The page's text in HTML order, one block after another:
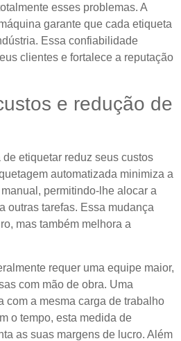
esses problemas. A
garante que cada etiqueta
Essa confiabilidade
clientes e fortalece a reputação
e redução de
de etiquetar reduz seus custos
automatizada minimiza a
permitindo-lhe alocar a
outras tarefas. Essa mudança
mas também melhora a
requer uma equipe maior,
com mão de obra. Uma
com a mesma carga de trabalho
o tempo, esta medida de
as suas margens de lucro. Além